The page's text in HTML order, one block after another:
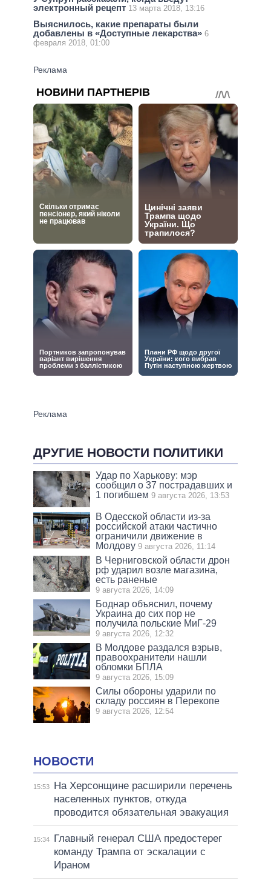
электронный рецепт 13 марта 2018, 13:16
Выяснилось, какие препараты были
добавлены в «Доступные лекарства» 6
февраля 2018, 01:00
ДРУГИЕ НОВОСТИ ПОЛИТИКИ
Удар по Харькову: мэр
сообщил о 37 пострадавших и
1 погибшем 9 августа 2026, 13:53
В Одесской области из-за
российской атаки частично
ограничили движение в
Молдову 9 августа 2026, 11:14
В Черниговской области дрон
рф ударил возле магазина,
есть раненые
9 августа 2026, 14:09
Боднар объяснил, почему
Украина до сих пор не
получила польские МиГ-29
9 августа 2026, 12:32
В Молдове раздался взрыв,
правоохранители нашли
обломки БПЛА
9 августа 2026, 15:09
Силы обороны ударили по
складу россиян в Перекопе
9 августа 2026, 12:54
НОВОСТИ
15:53
На Херсонщине расширили перечень
населенных пунктов, откуда
проводится обязательная эвакуация
15:34
Главный генерал США предостерег
команду Трампа от эскалации с
Ираном